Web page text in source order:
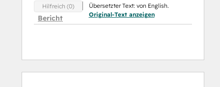
Hilfreich (0)
Bericht
Übersetzter Text: von English.
Original-Text anzeigen